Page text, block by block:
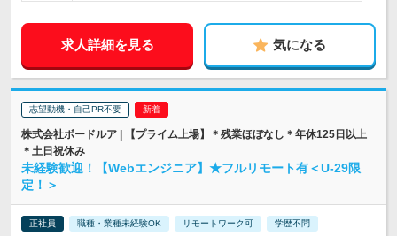
求人詳細を見る 気になる
志望動機・自己PR不要
株式会社ボードルア | 【プライム上場】＊残業ほぼなし＊年休125日以上
＊土日祝休み
未経験歓迎！【Webエンジニア】★フルリモート有＜U-29限
定！＞
正社員 職種・業種未経験OK リモートワーク可 学歴不問